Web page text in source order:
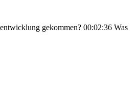
gekommen? 00:02:36 Was